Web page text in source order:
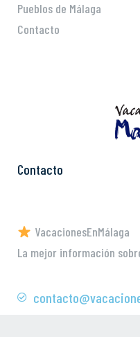
Pueblos de Málaga
Contacto
Contacto
VacacionesEnMálaga
La mejor información